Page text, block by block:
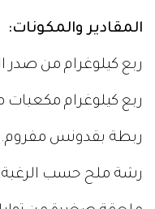
المقادير والمكونات:
ربع كيلوغرام من صدر
ربع كيلوغرام
ربطة بقدونس مفروم.
رشة ملح حسب